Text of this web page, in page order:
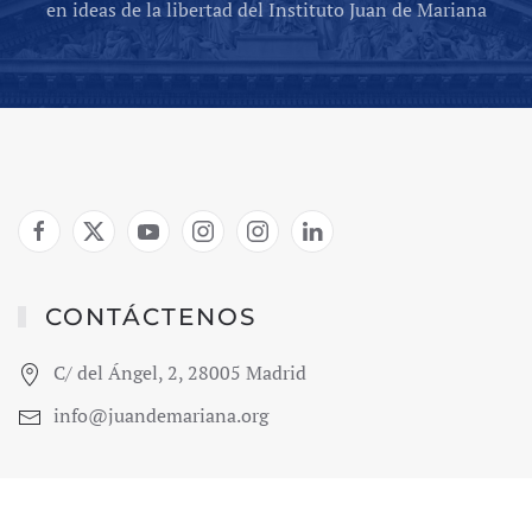
en ideas de la libertad del Instituto Juan de Mariana
CONTÁCTENOS
C/ del Ángel, 2, 28005 Madrid
info@juandemariana.org